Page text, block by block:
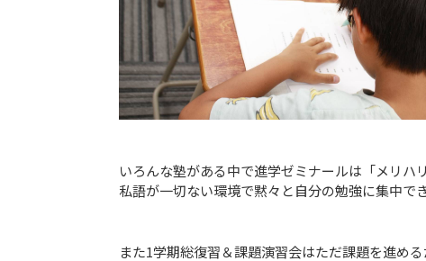
いろんな塾がある中で進学ゼミナールは「メリハ
私語が一切ない環境で黙々と自分の勉強に集中で
また1学期総復習＆課題演習会はただ課題を進め